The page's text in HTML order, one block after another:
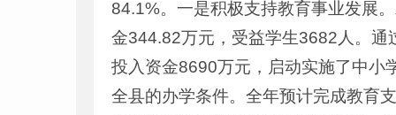
84.1%。一是积极支持教育事业发展
金344.82万元，受益学生3682人。
投入资金8690万元，启动实施了中小
全县的办学条件。全年预计完成教育